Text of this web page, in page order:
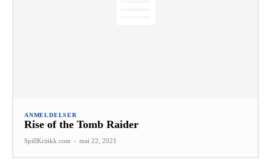
ANMELDELSER
Rise of the Tomb Raider
SpillKritikk.com - mai 22, 2021